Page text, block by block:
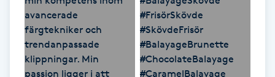
Laserbehandling
Lashlift Keratin